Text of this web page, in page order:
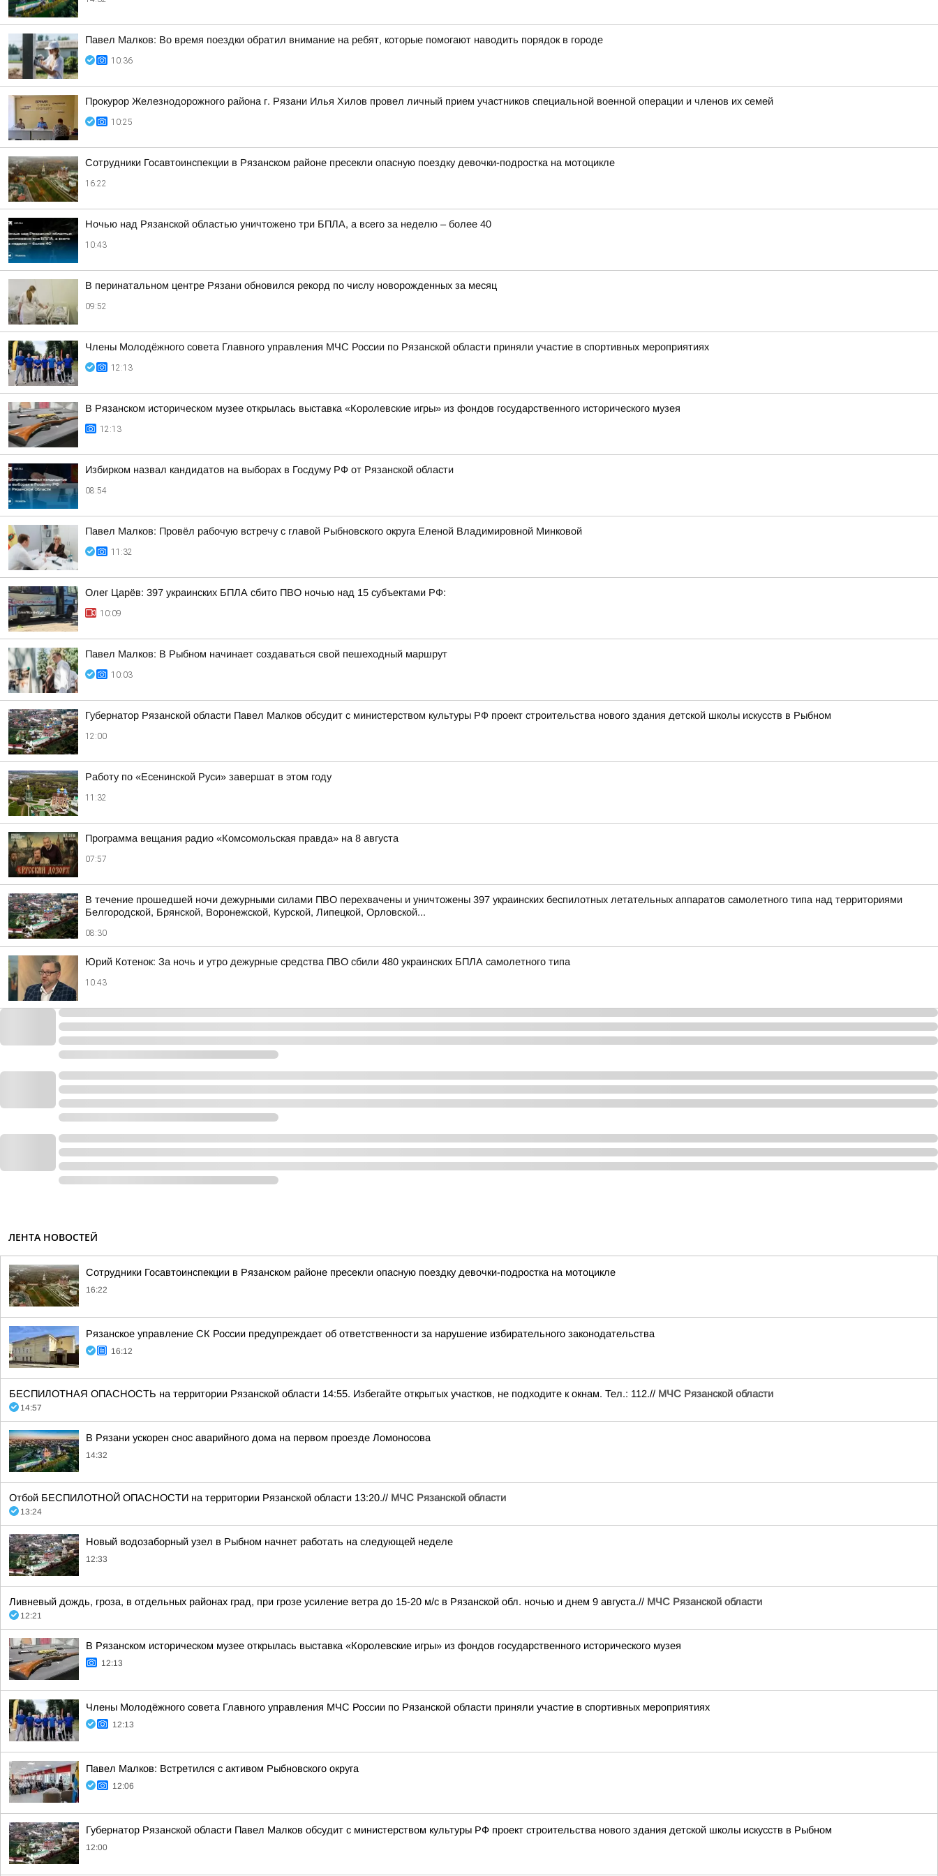
Павел Малков: Во время поездки обратил внимание на ребят, которые помогают наводить порядок в городе
10:36
Прокурор Железнодорожного района г. Рязани Илья Хилов провел личный прием участников специальной военной операции и членов их семей
10:25
Сотрудники Госавтоинспекции в Рязанском районе пресекли опасную поездку девочки-подростка на мотоцикле
16:22
Ночью над Рязанской областью уничтожено три БПЛА, а всего за неделю – более 40
10:43
В перинатальном центре Рязани обновился рекорд по числу новорожденных за месяц
09:52
Члены Молодёжного совета Главного управления МЧС России по Рязанской области приняли участие в спортивных мероприятиях
12:13
В Рязанском историческом музее открылась выставка «Королевские игры» из фондов государственного исторического музея
12:13
Избирком назвал кандидатов на выборах в Госдуму РФ от Рязанской области
08:54
Павел Малков: Провёл рабочую встречу с главой Рыбновского округа Еленой Владимировной Минковой
11:32
Олег Царёв: 397 украинских БПЛА сбито ПВО ночью над 15 субъектами РФ:
10:09
Павел Малков: В Рыбном начинает создаваться свой пешеходный маршрут
10:03
Губернатор Рязанской области Павел Малков обсудит с министерством культуры РФ проект строительства нового здания детской школы искусств в Рыбном
12:00
Работу по «Есенинской Руси» завершат в этом году
11:32
Программа вещания радио «Комсомольская правда» на 8 августа
07:57
В течение прошедшей ночи дежурными силами ПВО перехвачены и уничтожены 397 украинских беспилотных летательных аппаратов самолетного типа над территориями
Белгородской, Брянской, Воронежской, Курской, Липецкой, Орловской...
08:30
Юрий Котенок: За ночь и утро дежурные средства ПВО сбили 480 украинских БПЛА самолетного типа
10:43
ЛЕНТА НОВОСТЕЙ
Сотрудники Госавтоинспекции в Рязанском районе пресекли опасную поездку девочки-подростка на мотоцикле
16:22
Рязанское управление СК России предупреждает об ответственности за нарушение избирательного законодательства
16:12
БЕСПИЛОТНАЯ ОПАСНОСТЬ на территории Рязанской области 14:55. Избегайте открытых участков, не подходите к окнам. Тел.: 112.// МЧС Рязанской области
14:57
В Рязани ускорен снос аварийного дома на первом проезде Ломоносова
14:32
Отбой БЕСПИЛОТНОЙ ОПАСНОСТИ на территории Рязанской области 13:20.// МЧС Рязанской области
13:24
Новый водозаборный узел в Рыбном начнет работать на следующей неделе
12:33
Ливневый дождь, гроза, в отдельных районах град, при грозе усиление ветра до 15-20 м/с в Рязанской обл. ночью и днем 9 августа.// МЧС Рязанской области
12:21
В Рязанском историческом музее открылась выставка «Королевские игры» из фондов государственного исторического музея
12:13
Члены Молодёжного совета Главного управления МЧС России по Рязанской области приняли участие в спортивных мероприятиях
12:13
Павел Малков: Встретился с активом Рыбновского округа
12:06
Губернатор Рязанской области Павел Малков обсудит с министерством культуры РФ проект строительства нового здания детской школы искусств в Рыбном
12:00